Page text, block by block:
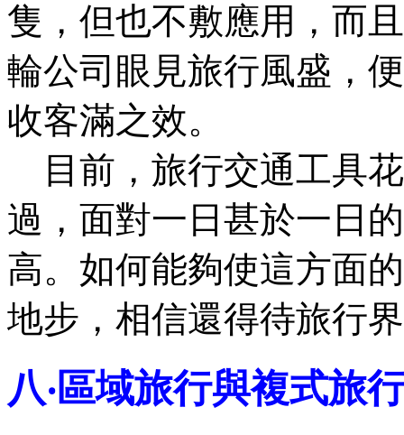
隻，但也不敷應用，而
輪公司眼見旅行風盛，
收客滿之效。
目前，旅行交通工具
過，面對一日甚於一日
高。如何能夠使這方面
地步，相信還得待旅行
八‧區域旅行與複式旅